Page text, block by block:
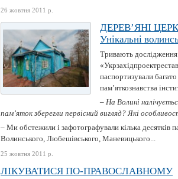
26 жовтня 2011 р.
ДЕРЕВ’ЯНІ
Унікальні
Тривають дослідження
паспортизували
пам’яткознавства
– На Волині
пам’яток зберегли первісний вигляд? Які
– Ми обстежили і зафотографували кілька десятків
Волинського, Любешівського, Маневицького...
25 жовтня 2011 р.
ЛІКУВАТИСЯ ПО-ПРАВОСЛАВНОМУ